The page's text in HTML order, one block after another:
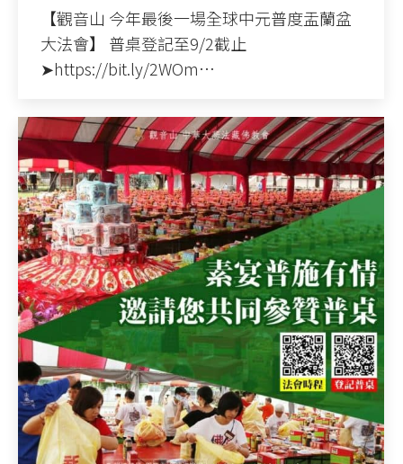
【觀音山 今年最後一場全球中元普度盂蘭盆
大法會】 普桌登記至9/2截止
➤https://bit.ly/2WOm…